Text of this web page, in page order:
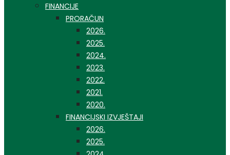
FINANCIJE
PRORAČUN
2026.
2025.
2024.
2023.
2022.
2021.
2020.
FINANCIJSKI IZVJEŠTAJI
2026.
2025.